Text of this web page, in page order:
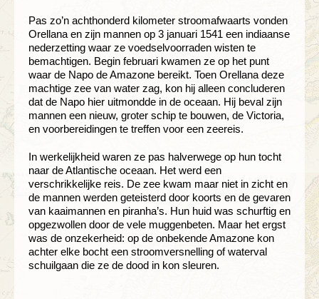
Pas zo’n achthonderd kilometer stroomafwaarts vonden
Orellana en zijn mannen op 3 januari 1541 een indiaanse
nederzetting waar ze voedselvoorraden wisten te
bemachtigen. Begin februari kwamen ze op het punt
waar de Napo de Amazone bereikt. Toen Orellana deze
machtige zee van water zag, kon hij alleen concluderen
dat de Napo hier uitmondde in de oceaan. Hij beval zijn
mannen een nieuw, groter schip te bouwen, de Victoria,
en voorbereidingen te treffen voor een zeereis.
In werkelijkheid waren ze pas halverwege op hun tocht
naar de Atlantische oceaan. Het werd een
verschrikkelijke reis. De zee kwam maar niet in zicht en
de mannen werden geteisterd door koorts en de gevaren
van kaaimannen en piranha’s. Hun huid was schurftig en
opgezwollen door de vele muggenbeten. Maar het ergst
was de onzekerheid: op de onbekende Amazone kon
achter elke bocht een stroomversnelling of waterval
schuilgaan die ze de dood in kon sleuren.